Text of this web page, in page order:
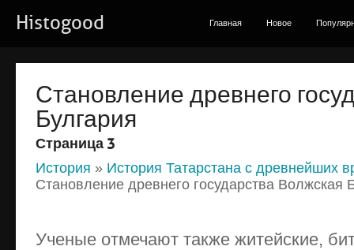
Histogood Главная Новое
Становление древнего
Булгария
Страница 3
История » История Татарстана с древнейших
Становление древнего государства Волжская
Ученые отмечают также житейские,